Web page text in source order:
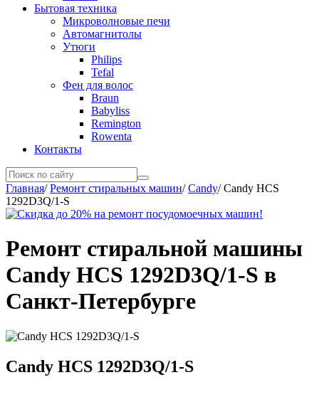
Бытовая техника
Микроволновые печи
Автомагнитолы
Утюги
Philips
Tefal
Фен для волос
Braun
Babyliss
Remington
Rowenta
Контакты
Главная/Ремонт стиральных машин/Candy/Candy HCS
1292D3Q/1-S
Ремонт стиральной машины
Candy HCS 1292D3Q/1-S в
Санкт-Петербурге
Candy HCS 1292D3Q/1-S